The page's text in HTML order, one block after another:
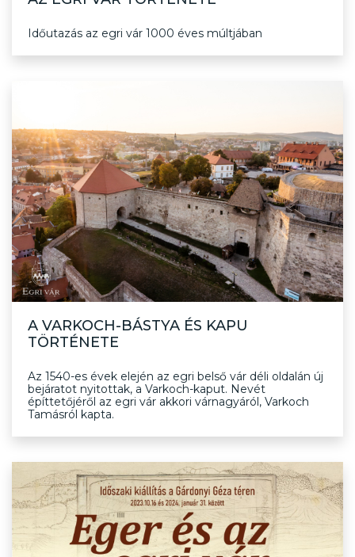
Időutazás az egri vár 1000 éves múltjában
A VARKOCH-BÁSTYA ÉS KAPU
TÖRTÉNETE
Az 1540-es évek elején az egri belső vár déli oldalán új
bejáratot nyitottak, a Varkoch-kaput. Nevét
építtetőjéről az egri vár akkori várnagyáról, Varkoch
Tamásról kapta.